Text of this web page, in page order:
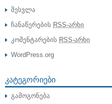
შესვლა
ჩანაწერების RSS-არხი
კომენტარების RSS-არხი
WordPress.org
ᲙᲐᲢᲔᲒᲝᲠᲘᲔᲑᲘ
გამოგონება